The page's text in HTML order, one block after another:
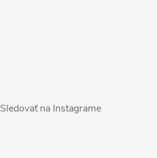
Sledovať na Instagrame